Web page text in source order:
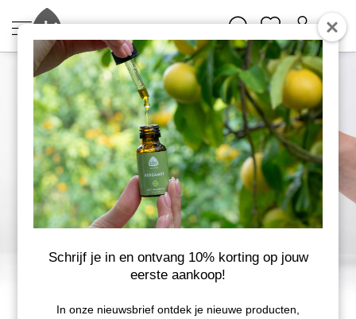
Schrijf je in en ontvang 10% korting op jouw
eerste aankoop!
In onze nieuwsbrief ontdek je nieuwe producten,